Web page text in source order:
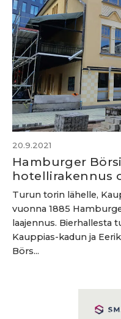
20.9.2021
Hamburger
hotellirakennus
Turun torin lähelle,
vuonna 1885
laajennus. Bierhallesta
Kauppias-kadun ja
Börs...